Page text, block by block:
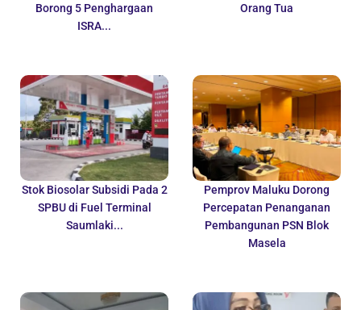
Borong 5 Penghargaan
ISRA...
Orang Tua
Stok Biosolar Subsidi Pada 2
SPBU di Fuel Terminal
Saumlaki...
Pemprov Maluku Dorong
Percepatan Penanganan
Pembangunan PSN Blok
Masela